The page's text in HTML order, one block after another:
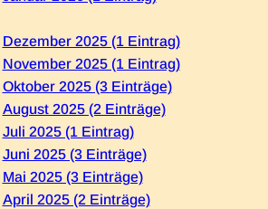
Dezember 2025 (1 Eintrag)
November 2025 (1 Eintrag)
Oktober 2025 (3 Einträge)
August 2025 (2 Einträge)
Juli 2025 (1 Eintrag)
Juni 2025 (3 Einträge)
Mai 2025 (3 Einträge)
April 2025 (2 Einträge)